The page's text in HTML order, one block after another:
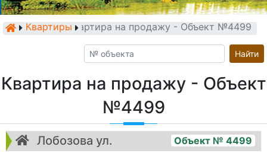
КвартирыКвартира на продажу - Объект №4499
Найти
Квартира на продажу - Объект
№4499
Лобозова ул. Объект № 4499